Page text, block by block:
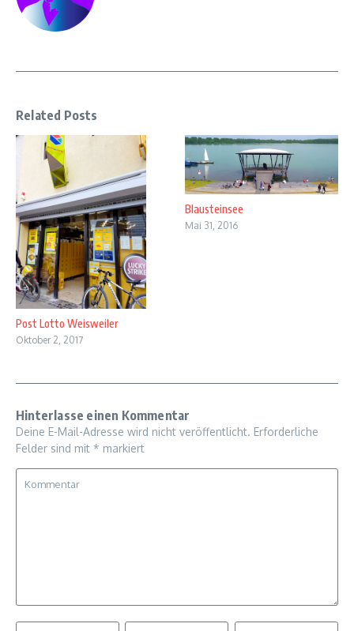
Related Posts
Post Lotto Weisweiler
Oktober 2, 2017
Blausteinsee
Mai 31, 2016
Hinterlasse einen Kommentar
Deine E-Mail-Adresse wird nicht veröffentlicht. Erforderliche
Felder sind mit * markiert